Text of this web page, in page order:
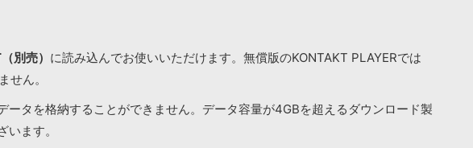
別売） に読み込んでお使いいただけます。無償版のKONTAKT PLAYERでは
せん。
タを格納することができません。データ容量が4GBを超えるダウンロード製
ます。